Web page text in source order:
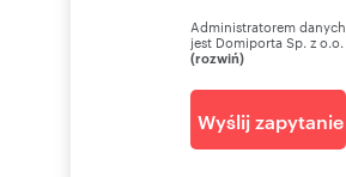
Administratorem danych
jest Domiporta Sp. z o.o.
(rozwiń)
Wyślij zapytanie